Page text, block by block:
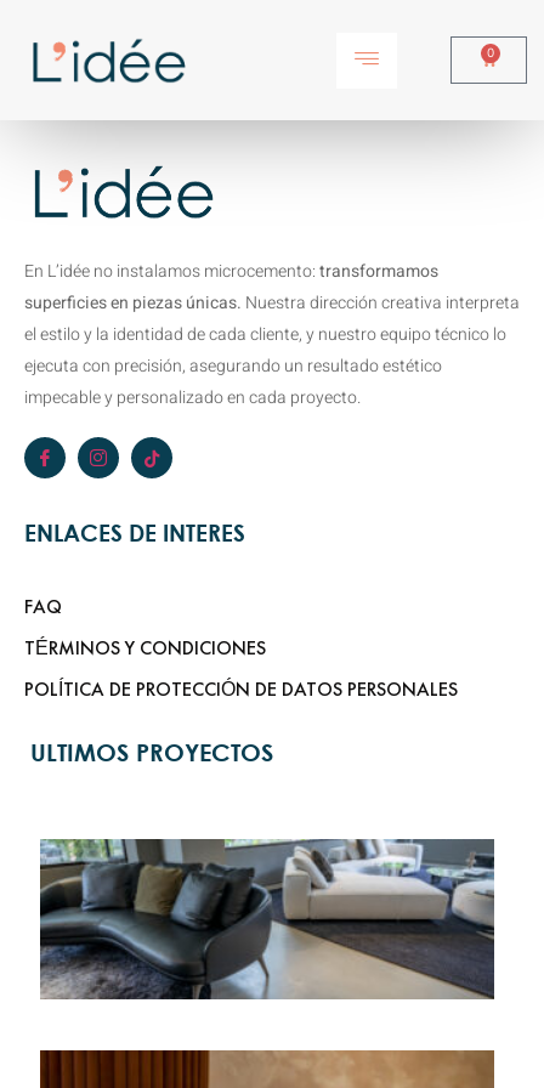
0
En L’idée no instalamos microcemento:transformamos
superficies en piezas únicas. Nuestra dirección creativa interpreta
el estilo y la identidad de cada cliente, y nuestro equipo técnico lo
ejecuta con precisión, asegurando un resultado estético
impecable y personalizado en cada proyecto.
ENLACES DE INTERES
FAQ
TÉRMINOS Y CONDICIONES
POLÍTICA DE PROTECCIÓN DE DATOS PERSONALES
ULTIMOS PROYECTOS